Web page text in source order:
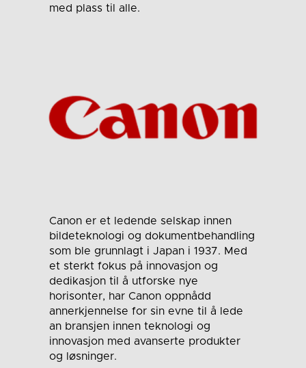
med plass til alle.
Canon er et ledende selskap innen
bildeteknologi og dokumentbehandling
som ble grunnlagt i Japan i 1937. Med
et sterkt fokus på innovasjon og
dedikasjon til å utforske nye
horisonter, har Canon oppnådd
annerkjennelse for sin evne til å lede
an bransjen innen teknologi og
innovasjon med avanserte produkter
og løsninger.